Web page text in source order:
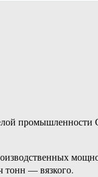
тонн — вязкого.